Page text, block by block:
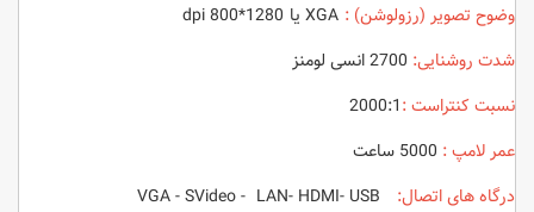
وضوح تصویر (رزولوشن) :
شدت روشنایی:
نسبت کنتراست :2000:1
عمر لامپ :
درگاه های اتصال: